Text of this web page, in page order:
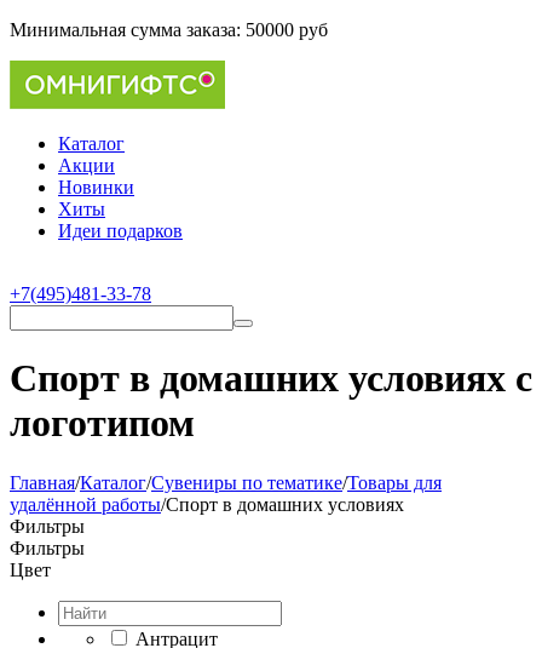
Минимальная сумма заказа: 50000 руб
Каталог
Акции
Новинки
Хиты
Идеи подарков
+7(495)481-33-78
Спорт в домашних условиях с
логотипом
Главная/Каталог/Сувениры по тематике/Товары для
удалённой работы/Спорт в домашних условиях
Фильтры
Фильтры
Цвет
Антрацит